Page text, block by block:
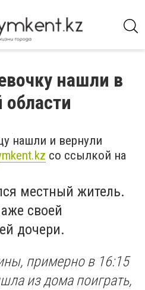
нашли в
области
нашли и вернули
cо ссылкой на
местный житель.
своей
дочери.
примерно в 16:15
из дома поиграть,